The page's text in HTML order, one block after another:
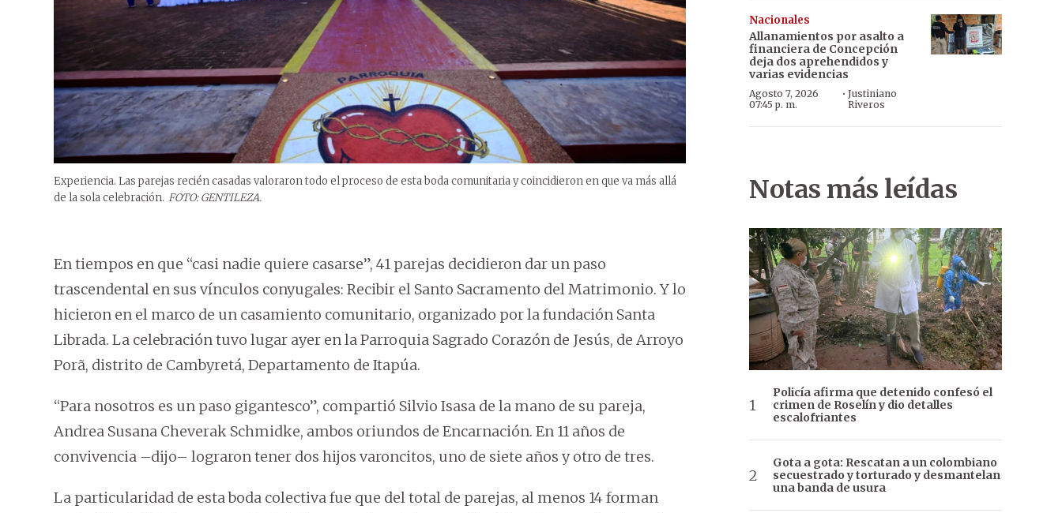
Experiencia. Las parejas recién casadas valoraron todo el proceso de esta boda comunitaria y coincidieron en que va más allá
de la sola celebración. FOTO: GENTILEZA.
En tiempos en que “casi nadie quiere casarse”, 41 parejas decidieron dar un paso
trascendental en sus vínculos conyugales: Recibir el Santo Sacramento del Matrimonio. Y lo
hicieron en el marco de un casamiento comunitario, organizado por la fundación Santa
Librada. La celebración tuvo lugar ayer en la Parroquia Sagrado Corazón de Jesús, de Arroyo
Porã, distrito de Cambyretá, Departamento de Itapúa.
“Para nosotros es un paso gigantesco”, compartió Silvio Isasa de la mano de su pareja,
Andrea Susana Cheverak Schmidke, ambos oriundos de Encarnación. En 11 años de
convivencia –dijo– lograron tener dos hijos varoncitos, uno de siete años y otro de tres.
La particularidad de esta boda colectiva fue que del total de parejas, al menos 14 forman
Nacionales
Allanamientos por asalto a
financiera de Concepción
deja dos aprehendidos y
varias evidencias
Agosto 7, 2026
07:45 p. m.
·Justiniano
Riveros
Notas más leídas
Policía afirma que detenido confesó el
crimen de Roselín y dio detalles
escalofriantes
Gota a gota: Rescatan a un colombiano
secuestrado y torturado y desmantelan
una banda de usura